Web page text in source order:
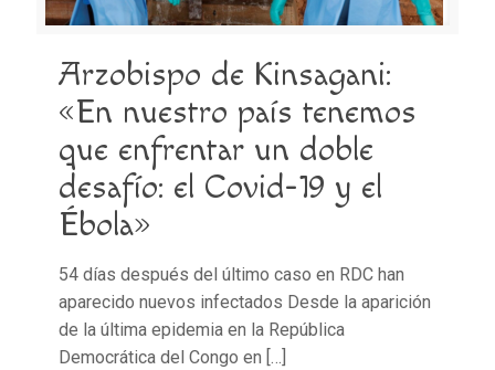
Arzobispo de Kinsagani:
«En nuestro país tenemos
que enfrentar un doble
desafío: el Covid-19 y el
Ébola»
54 días después del último caso en RDC han
aparecido nuevos infectados Desde la aparición
de la última epidemia en la República
Democrática del Congo en […]